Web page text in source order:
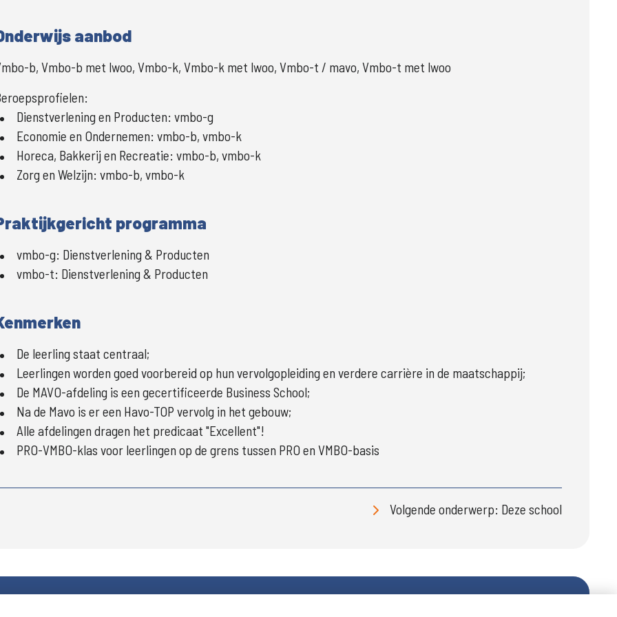
aanbod
b, Vmbo-b met lwoo, Vmbo-k, Vmbo-k met lwoo, Vmbo-t / mavo, Vmbo-t met lwoo
Dienstverlening en Producten: vmbo-g
Economie en Ondernemen: vmbo-b, vmbo-k
Horeca, Bakkerij en Recreatie: vmbo-b, vmbo-k
Zorg en Welzijn: vmbo-b, vmbo-k
programma
vmbo-g: Dienstverlening & Producten
vmbo-t: Dienstverlening & Producten
De leerling staat centraal;
Leerlingen worden goed voorbereid op hun vervolgopleiding en verdere carrière in de maatschappij;
De MAVO-afdeling is een gecertificeerde Business School;
Na de Mavo is er een Havo-TOP vervolg in het gebouw;
Alle afdelingen dragen het predicaat "Excellent"!
PRO-VMBO-klas voor leerlingen op de grens tussen PRO en VMBO-basis
Volgende onderwerp: Deze school